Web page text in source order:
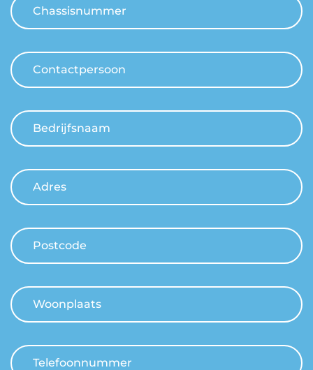
Chassisnummer
Contactpersoon
Bedrijfsnaam
Adres
Postcode
Woonplaats
Telefoonnummer